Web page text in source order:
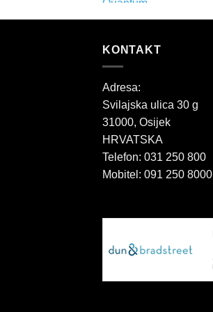
KONTAKT
Adresa:
Svilajska ulica 30 g
31000, Osijek
HRVATSKA
Telefon: 031 250 800
Mobitel: 091 250 8000